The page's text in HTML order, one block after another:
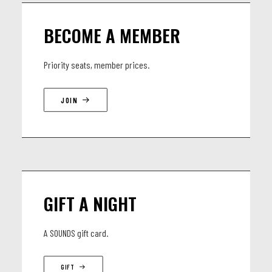
BECOME A MEMBER
Priority seats, member prices.
JOIN
GIFT A NIGHT
A SOUNDS gift card.
GIFT